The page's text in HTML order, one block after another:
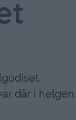
där i helgen.